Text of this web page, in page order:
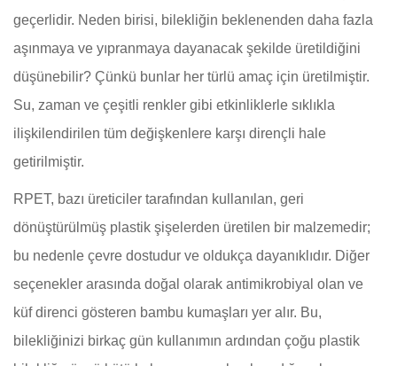
geçerlidir. Neden birisi, bilekliğin beklenenden daha fazla
aşınmaya ve yıpranmaya dayanacak şekilde üretildiğini
düşünebilir? Çünkü bunlar her türlü amaç için üretilmiştir.
Su, zaman ve çeşitli renkler gibi etkinliklerle sıklıkla
ilişkilendirilen tüm değişkenlere karşı dirençli hale
getirilmiştir.
RPET, bazı üreticiler tarafından kullanılan, geri
dönüştürülmüş plastik şişelerden üretilen bir malzemedir;
bu nedenle çevre dostudur ve oldukça dayanıklıdır. Diğer
seçenekler arasında doğal olarak antimikrobiyal olan ve
küf direnci gösteren bambu kumaşları yer alır. Bu,
bilekliğinizi birkaç gün kullanımın ardından çoğu plastik